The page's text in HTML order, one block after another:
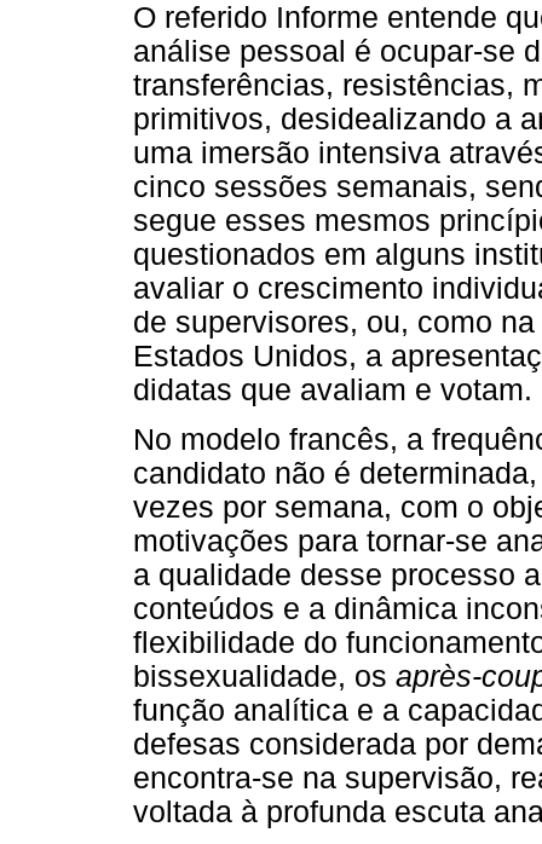
O referido Informe entende
análise pessoal é ocupar-se
transferências, resistências,
primitivos, desidealizando a
uma imersão intensiva
cinco sessões semanais,
segue esses mesmos
questionados em alguns
avaliar o crescimento
de supervisores, ou, como
Estados Unidos, a
didatas que avaliam e votam.
No modelo francês, a
candidato não é
vezes por semana, com o
motivações para tornar-se
a qualidade desse processo
conteúdos e a dinâmica
flexibilidade do
bissexualidade, os après-
função analítica e a
defesas considerada por
encontra-se na supervisão,
voltada à profunda escuta